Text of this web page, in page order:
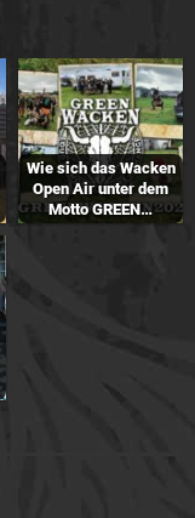
Wie sich das Wacken
Open Air unter dem
Motto GREEN…